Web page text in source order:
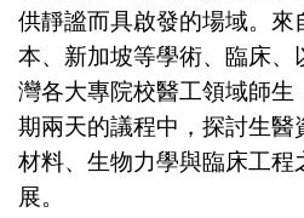
供靜謐而具啟發的場域。來
本、新加坡等學術、臨床、
灣各大專院校醫工領域師生
期兩天的議程中，探討生醫
材料、生物力學與臨床工程
展。